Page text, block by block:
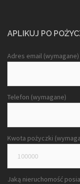
APLIKUJ PO
Adres email (wymagane)
Telefon (wymagane)
Kwota pożyczki
Jaką nieruchomość